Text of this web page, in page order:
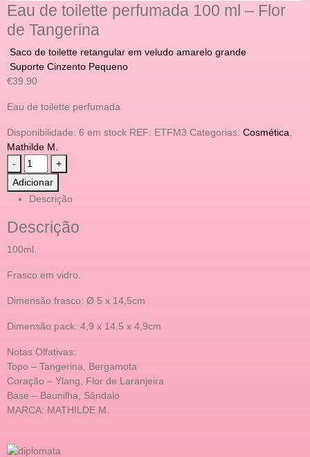
Eau de toilette perfumada 100 ml – Flor
de Tangerina
Saco de toilette retangular em veludo amarelo grande
Suporte Cinzento Pequeno
€39.90
Eau de toilette perfumada
Disponibilidade: 6 em stock REF: ETFM3 Categorias: Cosmética
Mathilde M.
-
+
Adicionar
Descrição
Descrição
100ml.
Frasco em vidro.
Dimensão frasco: Ø 5 x 14,5cm
Dimensão pack: 4,9 x 14,5 x 4,9cm
Notas Olfativas:
Topo – Tangerina, Bergamota
Coração – Ylang, Flor de Laranjeira
Base – Baunilha, Sândalo
MARCA: MATHILDE M.